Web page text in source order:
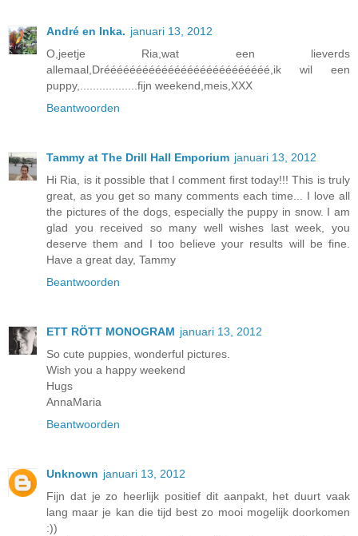
André en Inka. januari 13, 2012
O,jeetje Ria,wat een lieverds
allemaal,Dréééééééééééééééééééééééééé,ik wil een
puppy,..................fijn weekend,meis,XXX
Beantwoorden
Tammy at The Drill Hall Emporium januari 13, 2012
Hi Ria, is it possible that I comment first today!!! This is truly
great, as you get so many comments each time... I love all
the pictures of the dogs, especially the puppy in snow. I am
glad you received so many well wishes last week, you
deserve them and I too believe your results will be fine.
Have a great day, Tammy
Beantwoorden
ETT RÖTT MONOGRAM januari 13, 2012
So cute puppies, wonderful pictures.
Wish you a happy weekend
Hugs
AnnaMaria
Beantwoorden
Unknown januari 13, 2012
Fijn dat je zo heerlijk positief dit aanpakt, het duurt vaak
lang maar je kan die tijd best zo mooi mogelijk doorkomen
:))